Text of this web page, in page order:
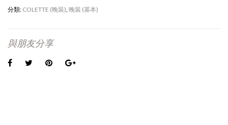
分類: COLETTE (晚裝) 晚裝 (基本)
與朋友分享